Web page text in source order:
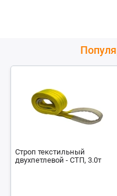
Строп текстильный
двухпетлевой - СТП, 3.0т